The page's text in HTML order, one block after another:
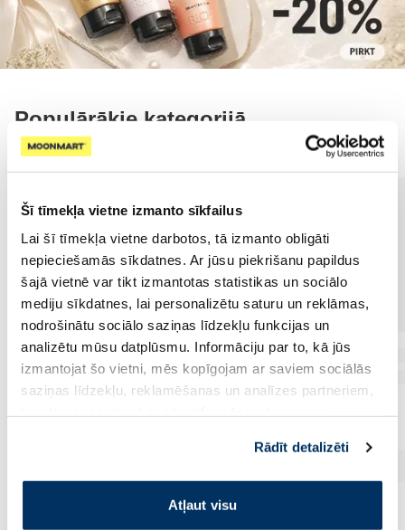
Šī tīmekļa vietne izmanto sīkfailus
Lai šī tīmekļa vietne darbotos, tā izmanto obligāti
nepieciešamās sīkdatnes. Ar jūsu piekrišanu papildus
šajā vietnē var tikt izmantotas statistikas un sociālo
mediju sīkdatnes, lai personalizētu saturu un reklāmas,
nodrošinātu sociālo saziņas līdzekļu funkcijas un
analizētu mūsu datplūsmu. Informāciju par to, kā jūs
izmantojat šo vietni, mēs kopīgojam ar saviem sociālās
saziņas līdzekļu, reklamēšanas un analīzes partneriem,
pakalpojumus. Ja piekrītat šo papildu sīkdatņu
izmantošanai, lūdzu, atzīmējiet savu izvēli:
Rādīt detalizēti
Atļaut visu
Populārākie kategorijā